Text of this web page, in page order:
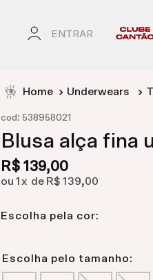
ENTRAR
Underwears
cod : 538958021
Blusa alça fina
R$ 139,00
1 R$ 139,00
Escolha pela cor: